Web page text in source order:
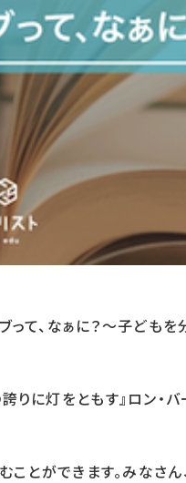
て、なぁに？〜子ども
誇りに灯をともす』ロ
とができます。みなさん